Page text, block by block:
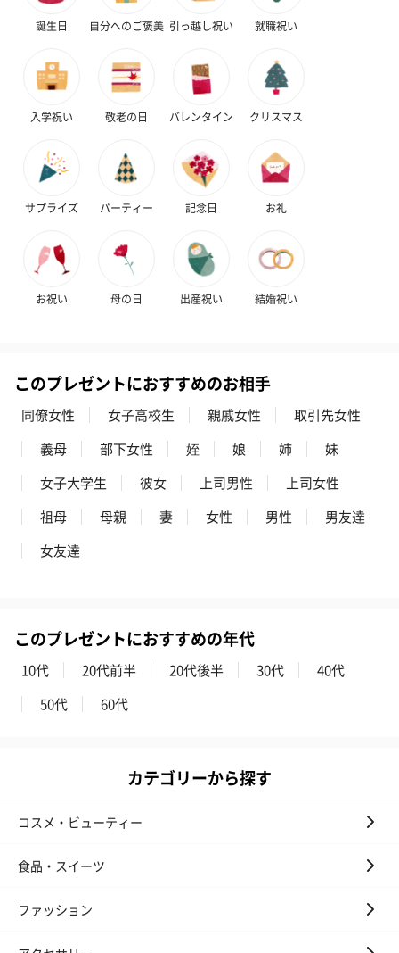
BIRTHDAY TO YOU）
（660円）
（660円）
スイーツ
ゼリーバウム カット
（レモン＆紅茶）（432
円）
麦わらパンダバウム
（バナナ味）（540円）
3層デザート
ェ〜国産フル
スキンケアグッズを同梱してお届けします。
ハンドクリーム3本セッ
（1,100円）
シャワージェ
ッシュローズ
リラックスグッズ
誕生日 自分へのご褒美 引っ越し祝い 就職祝い
入学祝い 敬老の日 バレンタイン クリスマス
サプライズ パーティー 記念日 お礼
お祝い 母の日 出産祝い 結婚祝い
このプレゼントにおすすめのお相手
同僚女性 女子高校生 親戚女性
取引先女性
義母
部下女性 姪 娘 姉
妹
女子大学生
彼女 上司男性
上司女性
祖母
母親 妻 女性 男性
男友達
女友達
このプレゼントにおすすめの年代
10代 20代前半 20代後半 30代
40代
50代
60代
カテゴリーから探す
コスメ・ビューティー
食品・スイーツ
ファッション